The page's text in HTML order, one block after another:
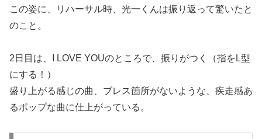
この姿に、リハーサル時、光一くんは振り返って驚いたと
のこと。
2日目は、I LOVE YOUのところで、振りがつく（指をL型
にする！）
盛り上がる感じの曲、ブレス箇所がないような、疾走感あ
るポップな曲に仕上がっている。